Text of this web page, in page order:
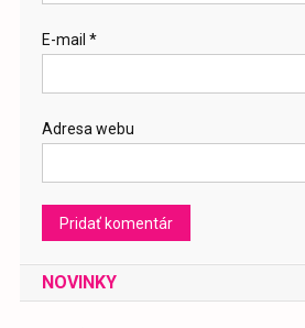
E-mail *
Adresa webu
NOVINKY